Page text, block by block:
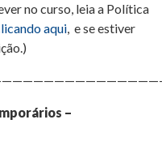
no curso, leia a Política
aqui, e se estiver
–